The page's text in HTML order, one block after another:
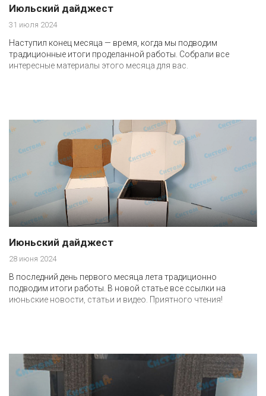
Июльский дайджест
31 июля 2024
Наступил конец месяца — время, когда мы подводим
традиционные итоги проделанной работы. Собрали все
интересные материалы этого месяца для вас.
Июньский дайджест
28 июня 2024
В последний день первого месяца лета традиционно
подводим итоги работы. В новой статье все ссылки на
июньские новости, статьи и видео. Приятного чтения!